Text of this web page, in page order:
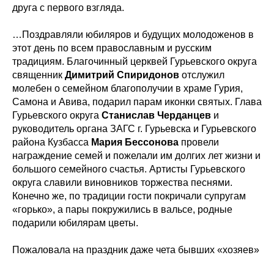
друга с первого взгляда.
…Поздравляли юбиляров и будущих молодоженов в
этот день по всем православным и русским
традициям. Благочинный церквей Гурьевского округа
священник Димитрий Спиридонов отслужил
молебен о семейном благополучии в храме Гурия,
Самона и Авива, подарил парам иконки святых. Глава
Гурьевского округа Станислав Черданцев и
руководитель органа ЗАГС г. Гурьевска и Гурьевского
района Кузбасса Мария Бессонова провели
награждение семей и пожелали им долгих лет жизни и
большого семейного счастья. Артисты Гурьевского
округа славили виновников торжества песнями.
Конечно же, по традиции гости покричали супругам
«горько», а пары покружились в вальсе, родные
подарили юбилярам цветы.
Пожаловала на праздник даже чета бывших «хозяев»